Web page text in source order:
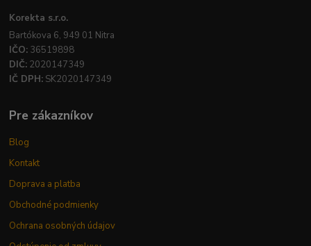
Korekta s.r.o.
Bartókova 6, 949 01 Nitra
IČO: 36519898
DIČ: 2020147349
IČ DPH: SK2020147349
Pre zákazníkov
Blog
Kontakt
Doprava a platba
Obchodné podmienky
Ochrana osobných údajov